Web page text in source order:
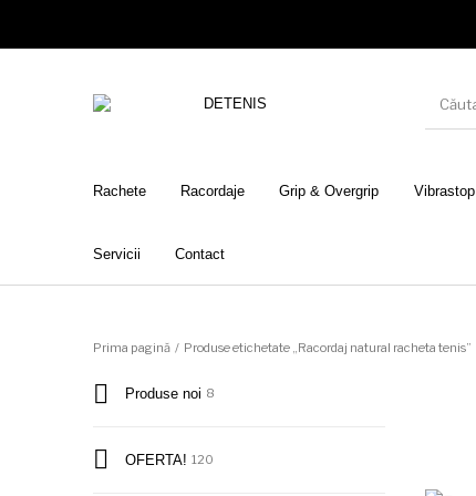
Rachete Racordaje Grip & Overgrip Vibrastop
Servicii Contact
Prima pagină / Produse etichetate „Racordaj natural racheta tenis”
Produse noi 8
OFERTA! 120